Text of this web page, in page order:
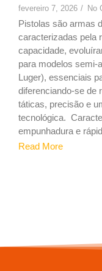
fevereiro 7, 2026 / No
Pistolas são armas
caracterizadas pela
capacidade,
para modelos semi-
Luger), essenciais
diferenciando-se de
táticas, precisão e
tecnológica.
empunhadura e
Read More